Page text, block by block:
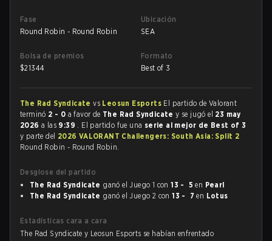
Fase
Round Robin - Round Robin
Ubicación
SEA
Bolsa de premios
$21344
Formato
Best of 3
The Rad Syndicatevs Leosun Esports El partido de Valorant
terminó 2 - 0 a favor de The Rad Syndicatey se jugó el 23 may
2026 a las 9:39 . El partido fue una serie al mejor de Best of 3
y parte del 2026 VALORANT Challengers: South Asia: Split 2
Round Robin - Round Robin.
Desglose del partido
The Rad Syndicate ganó el Juego 1 con13 - 5 en Pearl
The Rad Syndicate ganó el Juego 2 con13 - 7 en Lotus
Estadísticas cara a cara
The Rad Syndicate y Leosun Esports se habían enfrentado